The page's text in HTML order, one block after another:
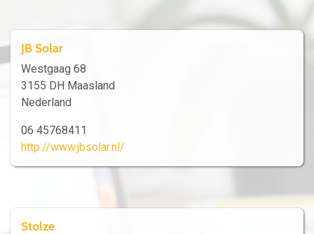
JB Solar
Westgaag 68
3155 DH Maasland
Nederland
06 45768411
http://www.jbsolar.nl/
Stolze